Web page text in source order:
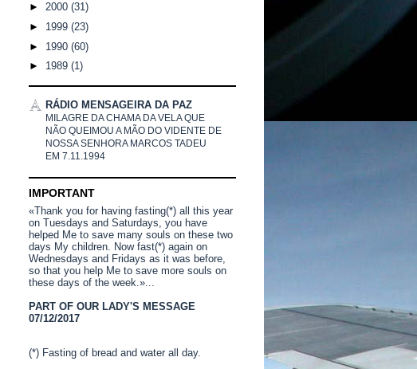
► 2000 (31)
► 1999 (23)
► 1990 (60)
► 1989 (1)
RÁDIO MENSAGEIRA DA PAZ
MILAGRE DA CHAMA DA VELA QUE
NÃO QUEIMOU A MÃO DO VIDENTE DE
NOSSA SENHORA MARCOS TADEU
EM 7.11.1994
IMPORTANT
«Thank you for having fasting(*) all this year
on Tuesdays and Saturdays, you have
helped Me to save many souls on these two
days My children. Now fast(*) again on
Wednesdays and Fridays as it was before,
so that you help Me to save more souls on
these days of the week.»...
PART OF OUR LADY'S MESSAGE
07/12/2017
(*) Fasting of bread and water all day.